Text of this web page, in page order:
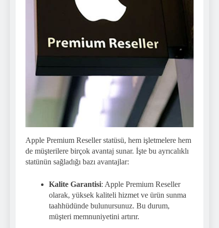
Apple Premium Reseller statüsü, hem işletmelere hem
de müşterilere birçok avantaj sunar. İşte bu ayrıcalıklı
statünün sağladığı bazı avantajlar:
Kalite Garantisi: Apple Premium Reseller
olarak, yüksek kaliteli hizmet ve ürün sunma
taahhüdünde bulunursunuz. Bu durum,
müşteri memnuniyetini artırır.